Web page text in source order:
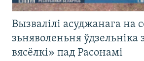
Вызвалілі асуджанага на
зьняволеньня ўдзельніка
вясёлкі» пад Расонамі